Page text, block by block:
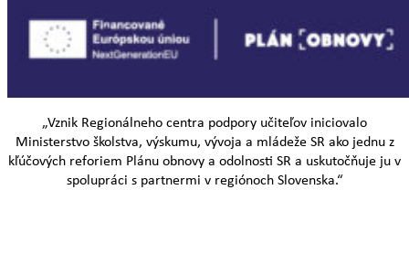
„Vznik Regionálneho centra podpory učiteľov iniciovalo
Ministerstvo školstva, výskumu, vývoja a mládeže SR ako jednu z
kľúčových reforiem Plánu obnovy a odolnosti SR a uskutočňuje ju v
spolupráci s partnermi v regiónoch Slovenska.“